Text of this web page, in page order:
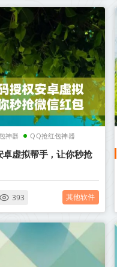
神器 QQ抢红包神器
虚拟帮手，让你秒抢
393 其他软件